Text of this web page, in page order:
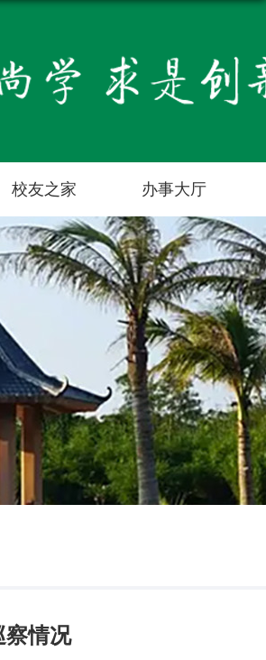
校友之家 办事大厅
察情况